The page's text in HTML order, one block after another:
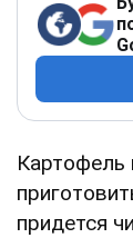
Картофель
придется